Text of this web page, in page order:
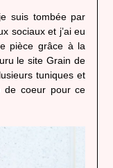
suis tombée par
sociaux et j’ai eu
pièce grâce à la
le site Grain de
tuniques et
de coeur pour ce